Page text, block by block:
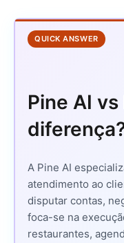
QUICK ANSWER
Pine AI
A Pine AI
atendimento ao
disputar contas,
foca-se na
restaurantes,